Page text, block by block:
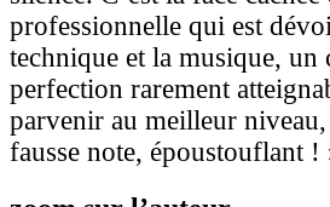
professionnelle qui est
technique et la musique, un
perfection rarement
parvenir au meilleur niveau,
fausse note, époustouflant !